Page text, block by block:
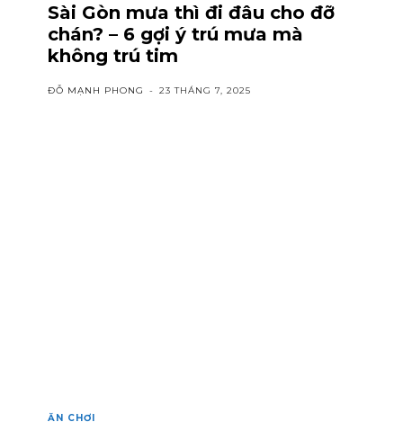
Sài Gòn mưa thì đi đâu cho đỡ
chán? – 6 gợi ý trú mưa mà
không trú tim
ĐỖ MẠNH PHONG - 23 THÁNG 7, 2025
ĂN CHƠI